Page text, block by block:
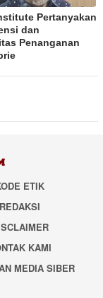
Pertanyakan
dan
Penanganan
ETIK
REDAKSI
KAMI
MEDIA SIBER